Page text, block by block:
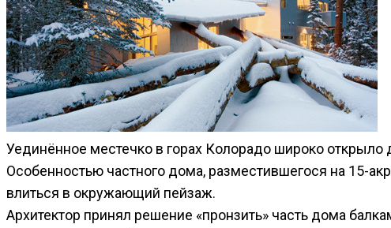
Уединённое местечко в горах Колорадо широко открыло
Особенностью частного дома, разместившегося на 15-
влиться в окружающий пейзаж.
Архитектор принял решение «пронзить» часть дома